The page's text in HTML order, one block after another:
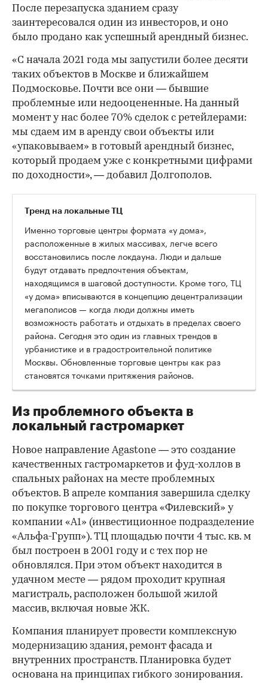
После перезапуска зданием сразу
заинтересовался один из инвесторов, и оно
было продано как успешный арендный бизнес.
«С начала 2021 года мы запустили более десяти
таких объектов в Москве и ближайшем
Подмосковье. Почти все они — бывшие
проблемные или недооцененные. На данный
момент у нас более 70% сделок с ретейлерами:
мы сдаем им в аренду свои объекты или
«упаковываем» в готовый арендный бизнес,
который продаем уже с конкретными цифрами
по доходности», — добавил Долгополов.
Тренд на локальные ТЦ
Именно торговые центры формата «у дома»,
расположенные в жилых массивах, легче всего
восстановились после локдауна. Люди и дальше
будут отдавать предпочтения объектам,
находящимся в шаговой доступности. Кроме того, ТЦ
«у дома» вписываются в концепцию децентрализации
мегаполисов — когда люди должны иметь
возможность работать и отдыхать в пределах своего
района. Сегодня это один из главных трендов в
урбанистике и в градостроительной политике
Москвы. Обновленные торговые центры как раз
становятся точками притяжения районов.
Из проблемного объекта в
локальный гастромаркет
Новое направление Agastone — это создание
качественных гастромаркетов и фуд-холлов в
спальных районах на месте проблемных
объектов. В апреле компания завершила сделку
по покупке торгового центра «Филевский» у
компании «А1» (инвестиционное подразделение
«Альфа-Групп»). ТЦ площадью почти 4 тыс. кв. м
был построен в 2001 году и с тех пор не
обновлялся. При этом объект находится в
удачном месте — рядом проходит крупная
магистраль, расположен большой жилой
массив, включая новые ЖК.
Компания планирует провести комплексную
модернизацию здания, ремонт фасада и
внутренних пространств. Планировка будет
основана на принципах гибкого зонирования.